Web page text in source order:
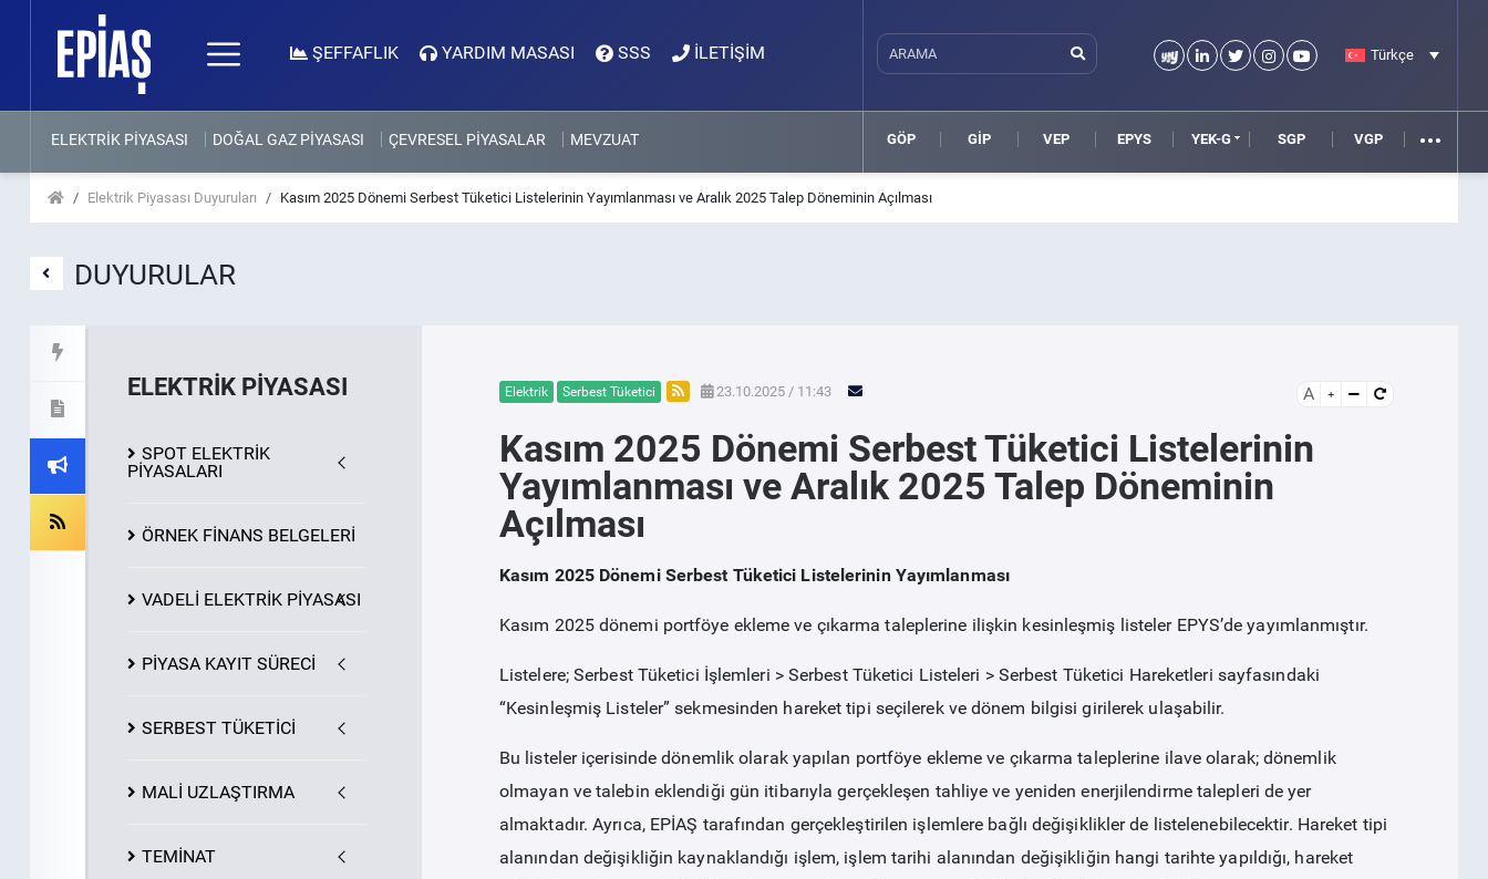
ŞEFFAFLIK YARDIM MASASI SSS İLETİŞİM Türkçe
ELEKTRİK PİYASASI DOĞAL GAZ PİYASASI ÇEVRESEL PİYASALAR MEVZUAT GÖP GİP VEP EPYS YEK-G SGP VGP
Elektrik Piyasası Duyuruları Kasım 2025 Dönemi Serbest Tüketici Listelerinin Yayımlanması ve Aralık 2025 Talep Döneminin Açılması
DUYURULAR
ELEKTRİK PİYASASI
SPOT ELEKTRİK
PİYASALARI
ÖRNEK FİNANS BELGELERİ
VADELİ ELEKTRİK PİYASASI
PİYASAKAYIT SÜRECİ
SERBEST TÜKETİCİ
MALİ UZLAŞTIRMA
TEMİNAT
Elektrik Serbest Tüketici 23.10.2025 / 11:43 A
Kasım 2025 Dönemi Serbest Tüketici Listelerinin
Yayımlanması ve Aralık 2025 Talep Döneminin
Açılması
Kasım 2025 Dönemi Serbest Tüketici Listelerinin Yayımlanması
Kasım 2025 dönemi portföye ekleme ve çıkarma taleplerine ilişkin kesinleşmiş listeler EPYS’de yayımlanmıştır.
Listelere; Serbest Tüketici İşlemleri > Serbest Tüketici Listeleri > Serbest Tüketici Hareketleri sayfasındaki
“Kesinleşmiş Listeler” sekmesinden hareket tipi seçilerek ve dönem bilgisi girilerek ulaşabilir.
Bu listeler içerisinde dönemlik olarak yapılan portföye ekleme ve çıkarma taleplerine ilave olarak; dönemlik
olmayan ve talebin eklendiği gün itibarıyla gerçekleşen tahliye ve yeniden enerjilendirme talepleri de yer
almaktadır. Ayrıca, EPİAŞ tarafından gerçekleştirilen işlemlere bağlı değişiklikler de listelenebilecektir. Hareket tipi
alanından değişikliğin kaynaklandığı işlem, işlem tarihi alanından değişikliğin hangi tarihte yapıldığı, hareket